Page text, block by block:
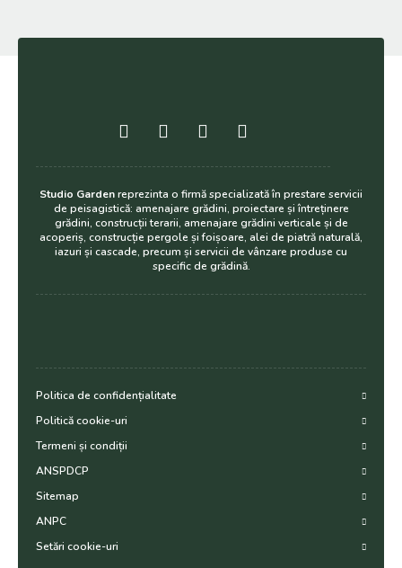
Studio Gardenreprezinta o firmă specializată în prestare servicii
de peisagistică: amenajare grădini, proiectare și întreținere
grădini, construcții terarii, amenajare grădini verticale și de
acoperiș, construcție pergole și foișoare, alei de piatră naturală,
iazuri și cascade, precum și servicii de vânzare produse cu
specific de grădină.
Politica de confidențialitate
Politică cookie-uri
Termeni și condiții
ANSPDCP
Sitemap
ANPC
Setări cookie-uri